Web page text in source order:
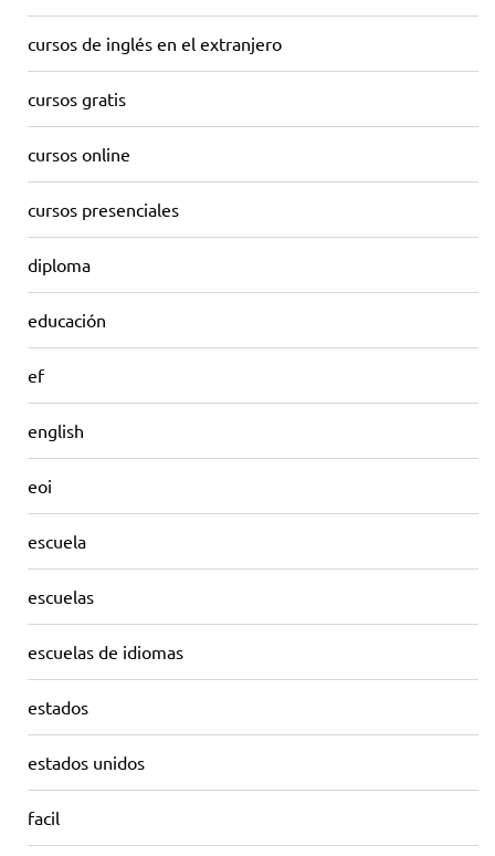
cursos de inglés en el extranjero
cursos gratis
cursos online
cursos presenciales
diploma
educación
ef
english
eoi
escuela
escuelas
escuelas de idiomas
estados
estados unidos
facil